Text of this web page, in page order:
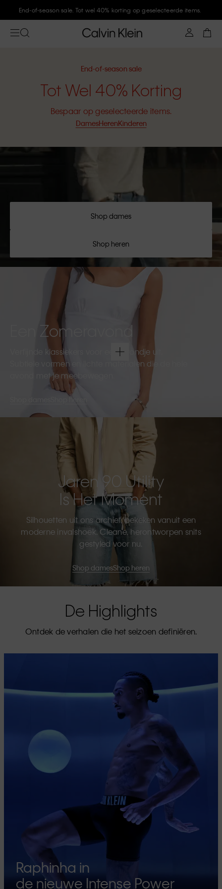
End-of-season sale. Tot wel 40% korting op geselecteerde items.
End-of-season sale
Tot Wel 40% Korting
Bespaar op geselecteerde items.
DamesHerenKinderen
Shop dames
Shop heren
Een Zomeravond
Verfijnde klassiekers voor een avondje uit.
Subtiele vormen en lichte materialen die de hele
avond met je meebewegen.
Shop heren
Jaren 90 Utility
Is Het Moment
Silhouetten uit ons archief, bekeken vanuit een
moderne invalshoek. Cleane, herontworpen snits
gestyled voor nu.
Shop damesShop heren
De Highlights
Ontdek de verhalen die het seizoen definiëren.
Raphinha in
de nieuwe Intense Power